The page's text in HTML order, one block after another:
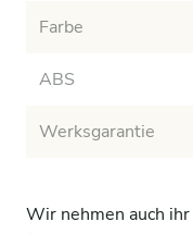
Farbe
ABS
Werksgarantie
Wir nehmen auch